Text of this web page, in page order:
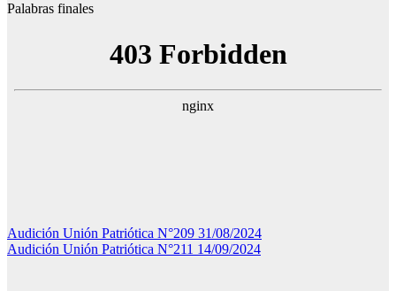
Palabras finales
Navegación
de
Audición Unión Patriótica N°209 31/08/2024
Audición Unión Patriótica N°211 14/09/2024